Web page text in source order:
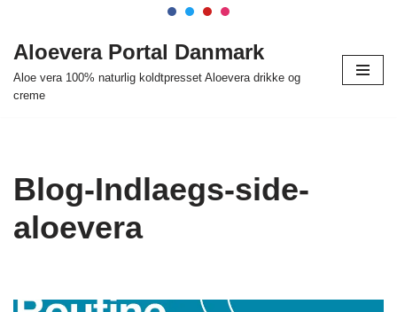
Spring
indhold
Aloevera Portal Danmark
Aloe vera 100% naturlig koldtpresset Aloevera drikke og
creme
Blog-Indlaegs-side-
aloevera